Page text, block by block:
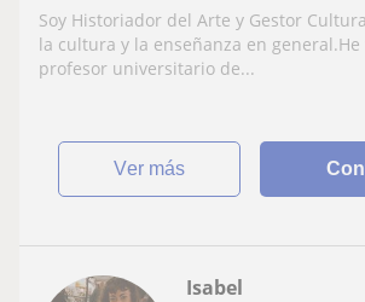
Soy Historiador del Arte y Gestor
la cultura y la enseñanza en
profesor universitario de...
ver más
Isabel